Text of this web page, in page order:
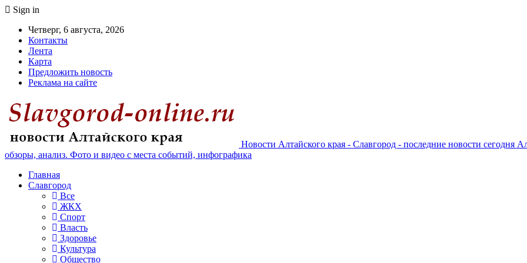
Sign in
Четверг, 6 августа, 2026
Контакты
Лента
Карта
Предложить новость
Реклама на сайте
Новости Алтайского края - Славгород - последние новости сегодня
обзоры, анализ. Фото и видео с места событий, инфографика
Главная
Славгород
Все
ЖКХ
Спорт
Власть
Здоровье
Культура
Общество